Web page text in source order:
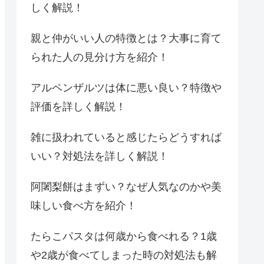
しく解説！
親と仲がいい人の特徴とは？大事に育て
られた人の見分け方を紹介！
アルペンザルツは体に悪い良い？特徴や
評価を詳しく解説！
雑に扱われていると感じたらどうすれば
いい？対処法を詳しく解説！
阿闍梨餅はまずい？なぜ人気なのかや美
味しい食べ方を紹介！
たらこパスタは何歳から食べれる？1歳
や2歳が食べてしまった時の対処法も解